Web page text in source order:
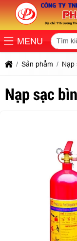
MENU
Sản phẩm Nạp
Nạp sạc